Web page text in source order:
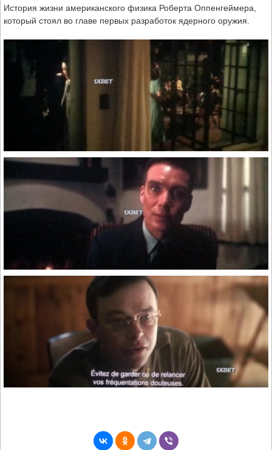
История жизни американского физика Роберта Оппенгеймера,
который стоял во главе первых разработок ядерного оружия.